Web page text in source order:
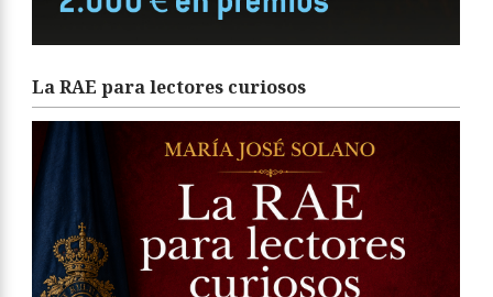
La RAE para lectores curiosos